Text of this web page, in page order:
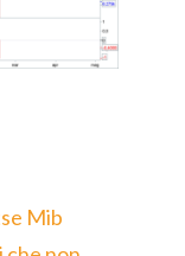
Mib